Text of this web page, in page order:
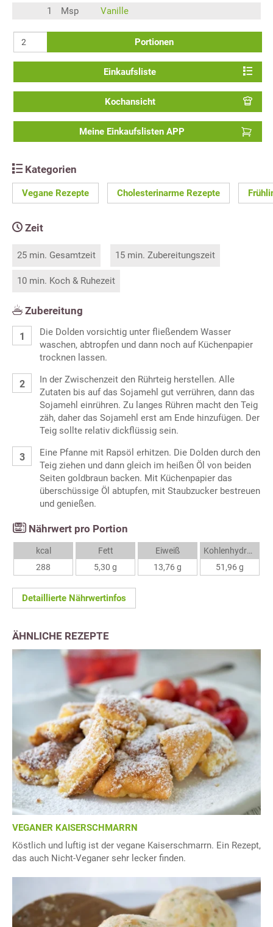
1
Msp Vanille
Portionen
Einkaufsliste
Kochansicht
Meine Einkaufslisten APP
Kategorien
Vegane Rezepte Cholesterinarme Rezepte
Zeit
25 min. Gesamtzeit 15 min. Zubereitungszeit
10 min. Koch & Ruhezeit
Zubereitung
Die Dolden vorsichtig unter fließendem Wasser
waschen, abtropfen und dann noch auf Küchenpapier
trocknen lassen.
In der Zwischenzeit den Rührteig herstellen. Alle
Zutaten bis auf das Sojamehl gut verrühren, dann das
Sojamehl einrühren. Zu langes Rühren macht den Teig
zäh, daher das Sojamehl erst am Ende hinzufügen. Der
Teig sollte relativ dickflüssig sein.
Eine Pfanne mit Rapsöl erhitzen. Die Dolden durch den
Teig ziehen und dann gleich im heißen Öl von beiden
Seiten goldbraun backen. Mit Küchenpapier das
überschüssige Öl abtupfen, mit Staubzucker bestreuen
und genießen.
Nährwert pro Portion
kcal
288
Fett
5,30 g
Eiweiß
13,76 g
Kohlenhydrate
51,96 g
Detaillierte Nährwertinfos
ÄHNLICHE REZEPTE
VEGANER KAISERSCHMARRN
Köstlich und luftig ist der vegane Kaiserschmarrn. Ein Rezept,
das auch Nicht-Veganer sehr lecker finden.